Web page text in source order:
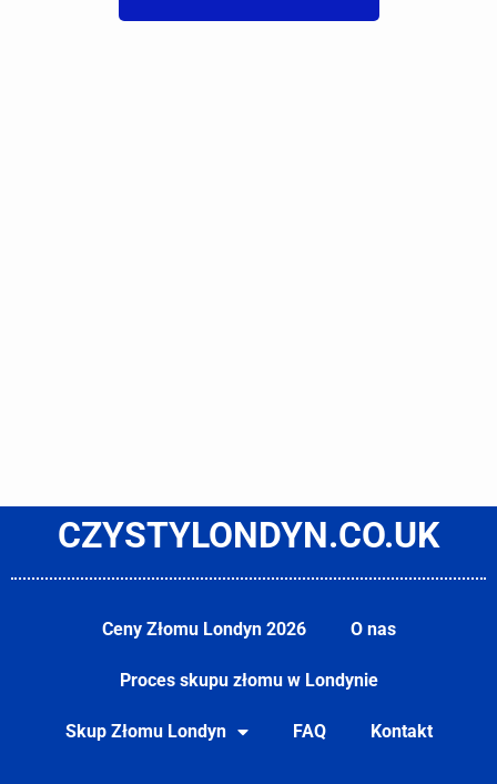
CZYSTYLONDYN.CO.UK
Ceny Złomu Londyn 2026 O nas
Proces skupu złomu w Londynie
Skup Złomu Londyn FAQ Kontakt